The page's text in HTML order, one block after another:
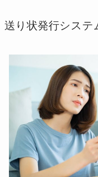
送り状発行システ